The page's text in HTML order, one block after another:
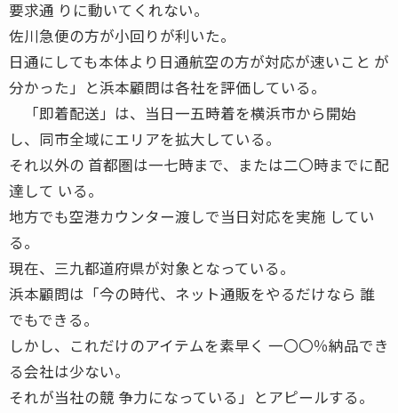
要求通 りに動いてくれない。
佐川急便の方が小回りが利いた。
日通にしても本体より日通航空の方が対応が速いこと が
分かった」と浜本顧問は各社を評価している。
「即着配送」は、当日一五時着を横浜市から開始
し、同市全域にエリアを拡大している。
それ以外の 首都圏は一七時まで、または二〇時までに配
達して いる。
地方でも空港カウンター渡しで当日対応を実施 してい
る。
現在、三九都道府県が対象となっている。
浜本顧問は「今の時代、ネット通販をやるだけなら 誰
でもできる。
しかし、これだけのアイテムを素早く 一〇〇％納品でき
る会社は少ない。
それが当社の競 争力になっている」とアピールする。